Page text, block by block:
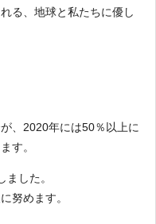
る、地球と私たちに優し
、2020年には50％以上に
す。
した。
努めます。